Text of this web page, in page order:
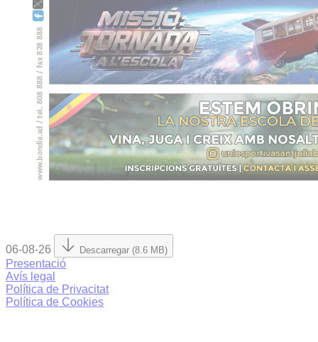
06-08-26 Descarregar (8.6 MB)
Presentació
Avís legal
Política de Privacitat
Política de Cookies